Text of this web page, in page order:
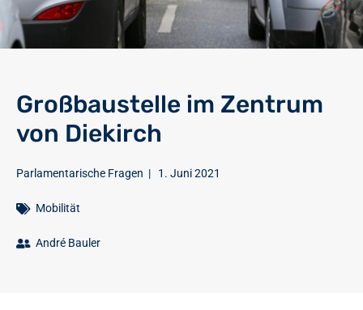
Großbaustelle im Zentrum
von Diekirch
Parlamentarische Fragen | 1. Juni 2021
Mobilität
André Bauler